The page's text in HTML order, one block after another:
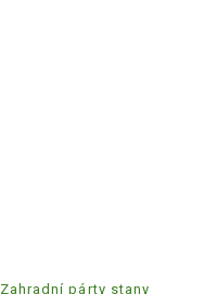
Zahradní párty stany